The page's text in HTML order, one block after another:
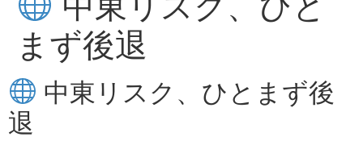
まず後退
中東リスク、ひとまず後
退